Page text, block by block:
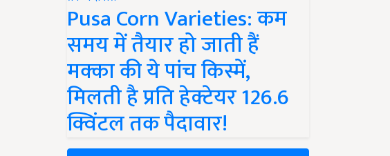
Pusa Corn Varieties: कम
समय में तैयार हो जाती हैं
मक्का की ये पांच किस्में,
मिलती है प्रति हेक्टेयर 126.6
क्विंटल तक पैदावार!